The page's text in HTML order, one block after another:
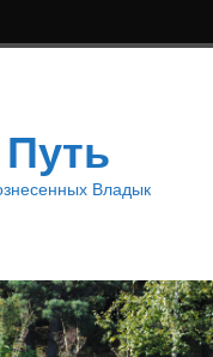
Владык